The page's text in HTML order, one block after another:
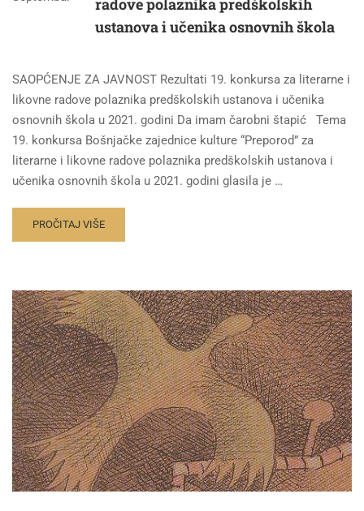
radove polaznika predškolskih
ustanova i učenika osnovnih škola
SAOPĆENJE ZA JAVNOST Rezultati 19. konkursa za literarne i
likovne radove polaznika predškolskih ustanova i učenika
osnovnih škola u 2021. godini Da imam čarobni štapić Tema
19. konkursa Bošnjačke zajednice kulture “Preporod” za
literarne i likovne radove polaznika predškolskih ustanova i
učenika osnovnih škola u 2021. godini glasila je …
PROČITAJ VIŠE